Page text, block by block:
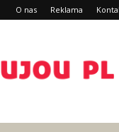
O nas Reklama